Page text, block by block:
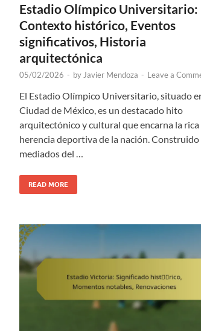
Estadio Olímpico Universitario:
Contexto histórico, Eventos
significativos, Historia
arquitectónica
05/02/2026 - by Javier Mendoza - Leave a
El Estadio Olímpico Universitario, situado
Ciudad de México, es un destacado hito
arquitectónico y cultural que encarna la rica
herencia deportiva de la nación. Construido
mediados del …
READ MORE